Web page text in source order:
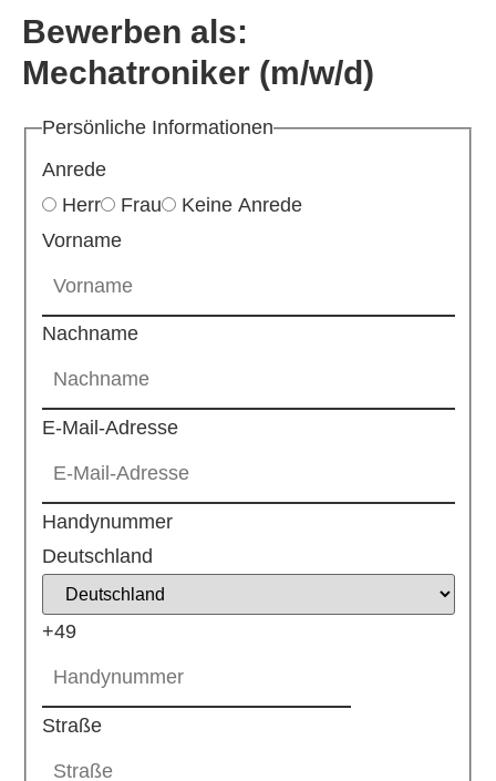
Bewerben als:
Mechatroniker (m/w/d)
Persönliche Informationen
Anrede
Herr
Frau
Keine Anrede
Vorname
Nachname
E-Mail-Adresse
Handynummer
Deutschland
+49
Straße